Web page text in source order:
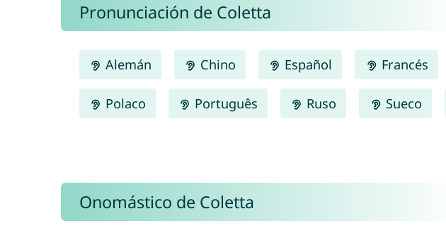
Pronunciación de Coletta
Alemán Chino Español Francés
Polaco Português Ruso Sueco
Onomástico de Coletta